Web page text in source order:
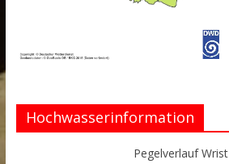
Hochwasserinformation
Pegelverlauf Wrist